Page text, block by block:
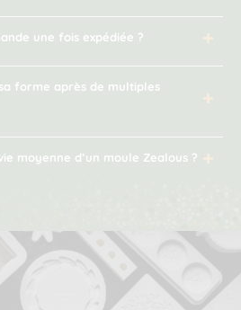
une fois expédiée ?
forme après de multiples
moyenne d’un moule Zealous ?